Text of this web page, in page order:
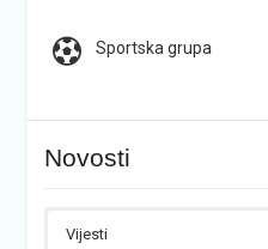
Sportska grupa
Novosti
Vijesti